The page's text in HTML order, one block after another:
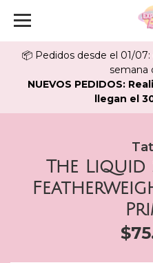
📦 Pedidos desde el 01/
semana
NUEVOS PEDIDOS:
llegan el
The Liquid